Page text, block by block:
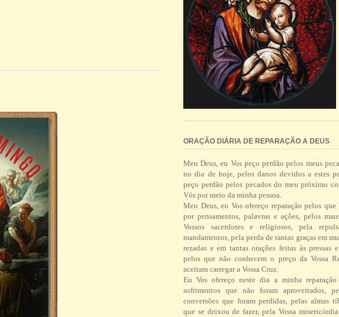
ORAÇÃO DIÁRIA DE REPARAÇÃO A DEUS
Meu Deus, eu Vos peço perdão pelos meus
no dia de hoje, pelos danos devidos a estes
peço perdão pelos pecados do meu próximo
Vós por meio da minha pessoa.
Meu Deus, eu Vos ofereço reparação pelos que
por pensamentos, palavras e ações, pelos
Vossos sacerdotes e religiosos, pela
mandamentos, pela perda de tantas graças em
rezadas e em tantas orações feitas às pressas
pelos que não conhecem o preço da Vossa
aceitam carregar a Vossa Cruz.
Eu Vos ofereço neste dia a minha
sofrimentos que não foram aproveitados,
conversões que foram perdidas, pelas almas
que se deixou de fazer, pela Vossa